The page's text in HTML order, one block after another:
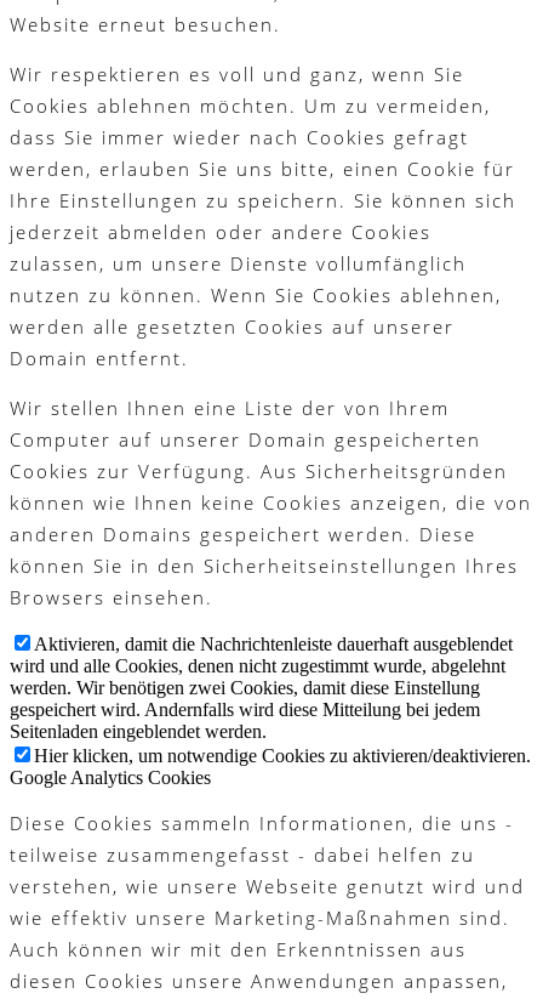
Website erneut besuchen.
Wir respektieren es voll und ganz, wenn Sie
Cookies ablehnen möchten. Um zu vermeiden,
dass Sie immer wieder nach Cookies gefragt
werden, erlauben Sie uns bitte, einen Cookie für
Ihre Einstellungen zu speichern. Sie können sich
jederzeit abmelden oder andere Cookies
zulassen, um unsere Dienste vollumfänglich
nutzen zu können. Wenn Sie Cookies ablehnen,
werden alle gesetzten Cookies auf unserer
Domain entfernt.
Wir stellen Ihnen eine Liste der von Ihrem
Computer auf unserer Domain gespeicherten
Cookies zur Verfügung. Aus Sicherheitsgründen
können wie Ihnen keine Cookies anzeigen, die von
anderen Domains gespeichert werden. Diese
können Sie in den Sicherheitseinstellungen Ihres
Browsers einsehen.
Aktivieren, damit die Nachrichtenleiste dauerhaft ausgeblendet
wird und alle Cookies, denen nicht zugestimmt wurde, abgelehnt
werden. Wir benötigen zwei Cookies, damit diese Einstellung
gespeichert wird. Andernfalls wird diese Mitteilung bei jedem
Seitenladen eingeblendet werden.
Hier klicken, um notwendige Cookies zu aktivieren/deaktivieren.
Google Analytics Cookies
Diese Cookies sammeln Informationen, die uns -
teilweise zusammengefasst - dabei helfen zu
verstehen, wie unsere Webseite genutzt wird und
wie effektiv unsere Marketing-Maßnahmen sind.
Auch können wir mit den Erkenntnissen aus
diesen Cookies unsere Anwendungen anpassen,